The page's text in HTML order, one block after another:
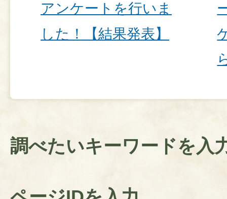
アンケートを行いま
した！【結果発表】
調べたいキーワードを入